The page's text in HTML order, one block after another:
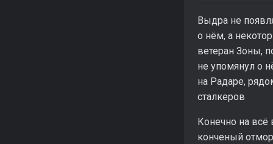
Выдра не
о нём, а
ветеран Зоны,
не упомянул о
на Радаре,
сталкеров
Конечно на всё
конченый